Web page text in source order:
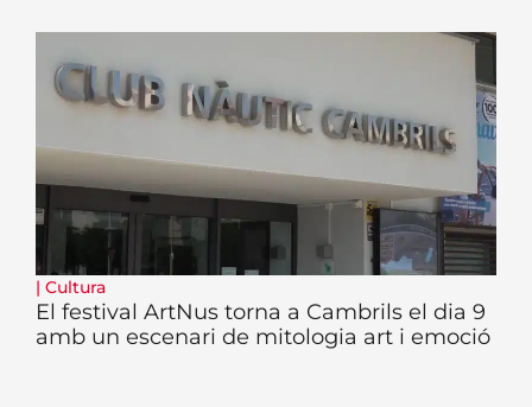
| Cultura
El festival ArtNus torna a Cambrils el dia 9
amb un escenari de mitologia art i emoció